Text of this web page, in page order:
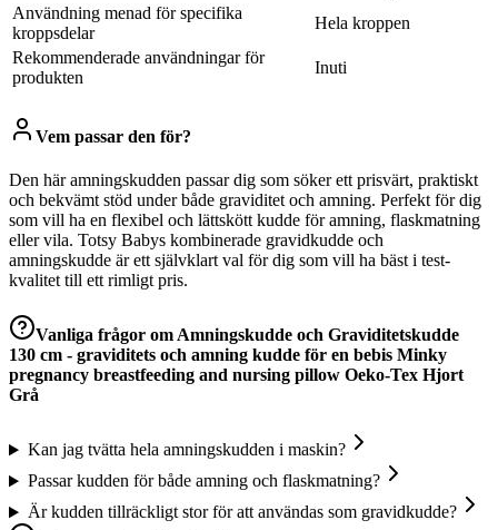
Användning menad för specifika
kroppsdelar
Hela kroppen
Rekommenderade användningar för
produkten
Inuti
Vem passar den för?
Den här amningskudden passar dig som söker ett prisvärt, praktiskt
och bekvämt stöd under både graviditet och amning. Perfekt för dig
som vill ha en flexibel och lättskött kudde för amning, flaskmatning
eller vila. Totsy Babys kombinerade gravidkudde och
amningskudde är ett självklart val för dig som vill ha bäst i test-
kvalitet till ett rimligt pris.
Vanliga frågor om Amningskudde och Graviditetskudde
130 cm - graviditets och amning kudde för en bebis Minky
pregnancy breastfeeding and nursing pillow Oeko-Tex Hjort
Grå
Kan jag tvätta hela amningskudden i maskin?
Passar kudden för både amning och flaskmatning?
Är kudden tillräckligt stor för att användas som gravidkudde?